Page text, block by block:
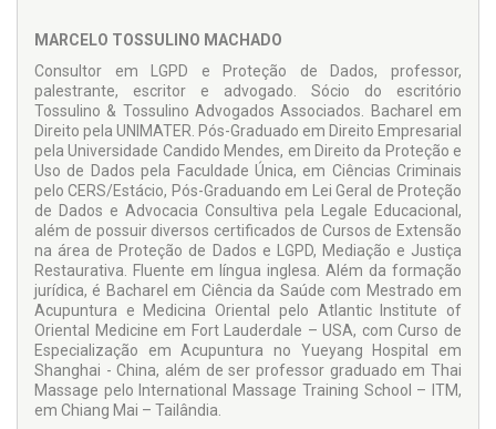
empresas não só cumprem com a lei, mas também
confiança de seus clientes.
Este livro argumenta que, ao abraçar a LGPD e integrá-la às
estratégias de negócios, as empresas não só demonstram
responsabilidade e respeito pelos direitos dos titulares dos
dados, mas também se colocam em uma posição de
destaque no mercado. A conformidade com a LGPD é,
portanto, mais do que uma obrigação legal; é uma estratégia
inteligente para quem busca inovar, crescer e se destacar no
cenário empresarial atual.
MARCELO TOSSULINO MACHADO
Consultor em LGPD e Proteção de Dados, professor,
palestrante, escritor e advogado. Sócio do escritório
Tossulino & Tossulino Advogados Associados. Bacharel em
Direito pela UNIMATER. Pós-Graduado em Direito Empresarial
pela Universidade Candido Mendes, em Direito da Proteção e
Uso de Dados pela Faculdade Única, em Ciências Criminais
pelo CERS/Estácio, Pós-Graduando em Lei Geral de Proteção
de Dados e Advocacia Consultiva pela Legale Educacional,
além de possuir diversos certificados de Cursos de Extensão
na área de Proteção de Dados e LGPD, Mediação e Justiça
Restaurativa. Fluente em língua inglesa. Além da formação
jurídica, é Bacharel em Ciência da Saúde com Mestrado em
Acupuntura e Medicina Oriental pelo Atlantic Institute of
Oriental Medicine em Fort Lauderdale – USA, com Curso de
Especialização em Acupuntura no Yueyang Hospital em
Shanghai - China, além de ser professor graduado em Thai
Massage pelo International Massage Training School – ITM,
em Chiang Mai – Tailândia.